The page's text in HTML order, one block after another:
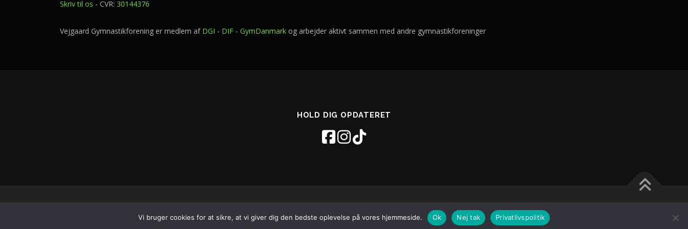
Skriv til os - CVR: 30144376
Vejgaard Gymnastikforening er medlem af DGI - DIF - GymDanmark og arbejder aktivt sammen med andre gymnastikforeninger
HOLD DIG OPDATERET
tema af FameThemes
Vi bruger cookies for at sikre, at vi giver dig den bedste oplevelse på vores hjemmeside. Ok Nej tak Privatlivspolitik